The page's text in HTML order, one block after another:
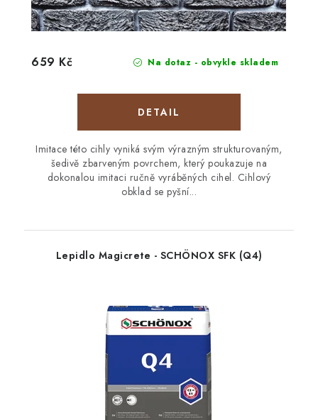
Na dotaz - obvykle skladem
659 Kč
Imitace této cihly vyniká svým výrazným strukturovaným,
šedivě zbarveným povrchem, který poukazuje na
dokonalou imitaci ručně vyráběných cihel. Cihlový
obklad se pyšní...
Lepidlo Magicrete - SCHÖNOX SFK (Q4)